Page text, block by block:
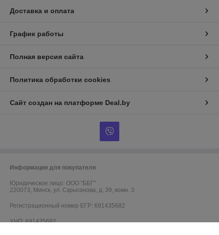
Доставка и оплата
График работы
Полная версия сайта
Политика обработки cookies
Сайт создан на платформе Deal.by
Информация для покупателя
Юридическое лицо: ООО "ББГ"
220073, Минск, ул. Скрыганова, д. 39, комн. 3
Регистрационный номер ЕГР: 691435682
УНП: 691435682